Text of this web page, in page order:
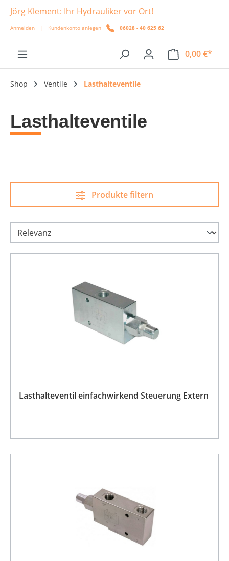
springen
Jörg Klement: Ihr Hydrauliker vor Ort!
Anmelden | Kundenkonto anlegen 06028 - 40 625 62
0,00 €*
Shop Ventile Lasthalteventile
Lasthalteventile
Produkte filtern
Lasthalteventil einfachwirkend Steuerung Extern